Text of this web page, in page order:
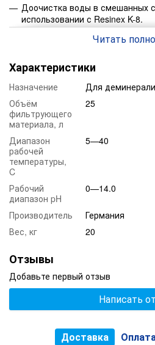
Доочистка воды в смешанных
использовании с Resinex K-8.
Преимущества засыпки:
Высокая прочность гранул
потере давления.
Низкий расход регенеранта
Осматическая стабильность
Низкий проскок двуокиси
Срок службы до 5 лет.
Свойства:
Ионная форма:
Влагосодержание:
Насыпная масса, г/л:
Диапазон pH:
Читать
Характеристики
Назначение
Для
Объём
фильтрующего
материала, л
25
Диапазон
рабочей
температуры,
C
5—40
Рабочий
диапазон pH
0—14.0
Производитель
Германия
Вес, кг
20
Отзывы
Добавьте первый отзыв
Написать
Доставка